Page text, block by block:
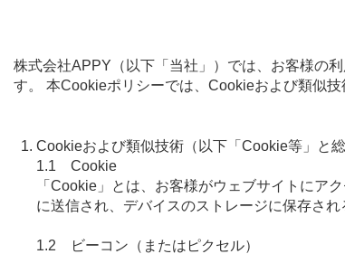
株式会社APPY（以下「当社」）では、お客様の
す。 本Cookieポリシーでは、Cookieおよび類似
Cookieおよび類似技術（以下「Cookie等」と
1.1 Cookie
「Cookie」とは、お客様がウェブサイトにア
に送信され、デバイスのストレージに保存され
1.2 ビーコン（またはピクセル）